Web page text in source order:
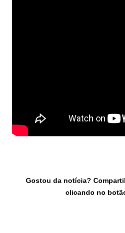
Gostou da notícia?
clicando no